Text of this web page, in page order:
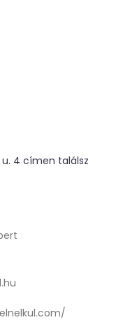
u. 4 címen találsz